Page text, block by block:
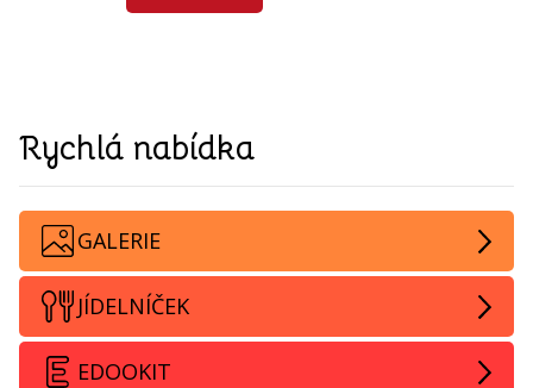
Rychlá nabídka
GALERIE
JÍDELNÍČEK
EDOOKIT